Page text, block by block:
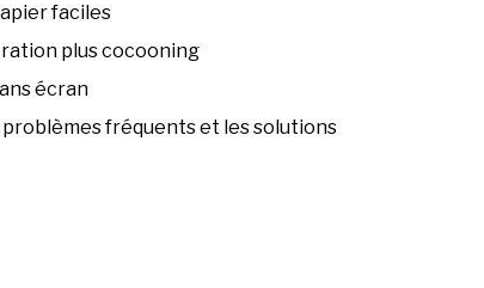
faciles
plus cocooning
écran
fréquents et les solutions